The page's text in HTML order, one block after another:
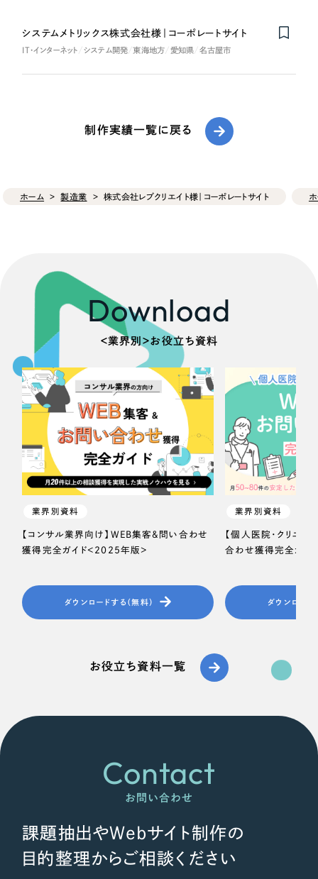
システムメトリックス株式会社様｜コーポレートサイト
IT・インターネット システム開発 東海地方 愛知県 名古屋市
制作実績一覧に戻る
ホーム 製造業 株式会社レブクリエイト様｜コーポレートサイト
Download
＜業界別＞お役立ち資料
業界別資料
【コンサル業界向け】WEB集客＆問い合わせ
獲得完全ガイド＜2025年版＞
ダウンロードする（無料）
業界別資料
【個人医院・クリニッ
合わせ獲得完全ガイ
ダウンロード
お役立ち資料一覧
Contact
お問い合わせ
課題抽出やWebサイト制作の
目的整理からご相談ください